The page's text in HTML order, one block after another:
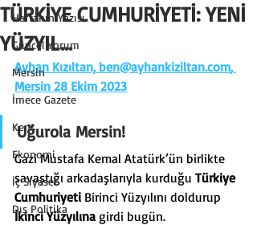
Haftanın Yazısı
Güncel Yorum
Mersin
İmece Gazete
Kent
Ekonomi
İç Siyaset
Dış Politika
TÜRKİYE CUMHURİYETİ: YENİ
YÜZYIL…
Ayhan Kızıltan, ben@ayhankiziltan.com,
Mersin 28 Ekim 2023
Uğurola Mersin!
Gazi Mustafa Kemal Atatürk’ün birlikte
savaştığı arkadaşlarıyla kurduğu Türkiye
Cumhuriyeti Birinci Yüzyılını doldurup
İkinci Yüzyılına girdi bugün.